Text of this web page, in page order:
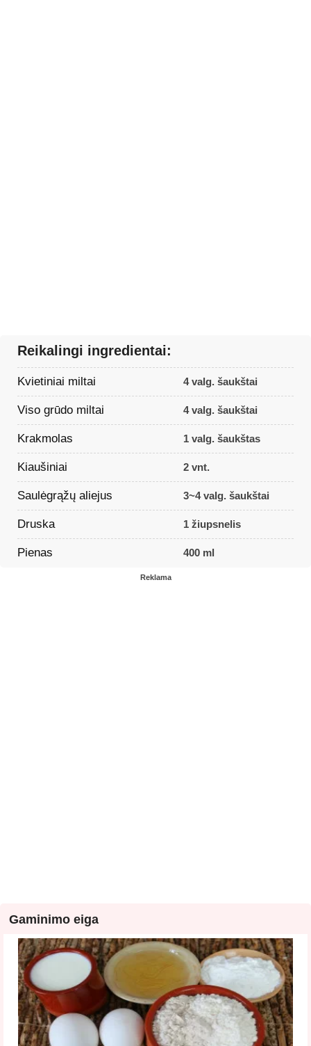
Reikalingi ingredientai:
Kvietiniai miltai 4 valg. šaukštai
Viso grūdo miltai 4 valg. šaukštai
Krakmolas 1 valg. šaukštas
Kiaušiniai 2 vnt.
Saulėgrąžų aliejus 3~4 valg. šaukštai
Druska 1 žiupsnelis
Pienas 400 ml
Reklama
Gaminimo eiga